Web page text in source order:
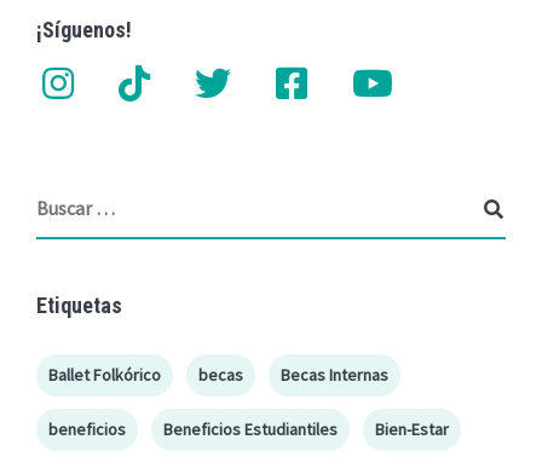
¡Síguenos!
Etiquetas
Ballet Folkórico becas Becas Internas
beneficios Beneficios Estudiantiles Bien-Estar